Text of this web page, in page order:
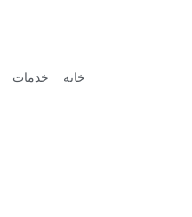
خانه خدمات